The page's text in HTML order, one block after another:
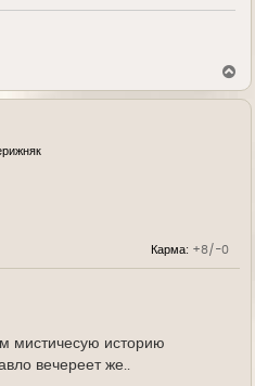
р
а
Карма: +8/-0
мистичесую историю
вечереет же..